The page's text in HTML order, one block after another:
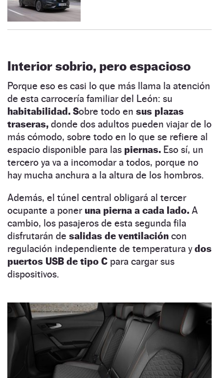
Interior sobrio, pero espacioso
Porque eso es casi lo que más llama la atención
de esta carrocería familiar del León: su
habitabilidad. Sobre todo en sus plazas
traseras, donde dos adultos pueden viajar de lo
más cómodo, sobre todo en lo que se refiere al
espacio disponible para las piernas. Eso sí, un
tercero ya va a incomodar a todos, porque no
hay mucha anchura a la altura de los hombros.
Además, el túnel central obligará al tercer
ocupante a poner una pierna a cada lado. A
cambio, los pasajeros de esta segunda fila
disfrutarán de salidas de ventilación con
regulación independiente de temperatura ydos
puertos USB de tipo C para cargar sus
dispositivos.